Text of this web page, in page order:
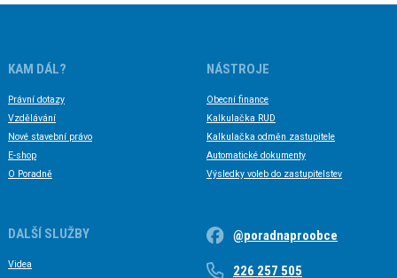
KAM DÁL?
Právní dotazy
Vzdělávání
Nové stavební právo
E-shop
O Poradně
NÁSTROJE
Obecní finance
Kalkulačka RUD
Kalkulačka odměn zastupitele
Automatické dokumenty
Výsledky voleb do zastupitelstev
DALŠÍ SLUŽBY
Videa
@poradnaproobce
226 257 505